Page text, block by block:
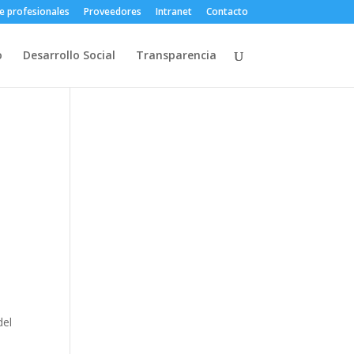
profesionales Proveedores Intranet Contacto
Desarrollo Social Transparencia